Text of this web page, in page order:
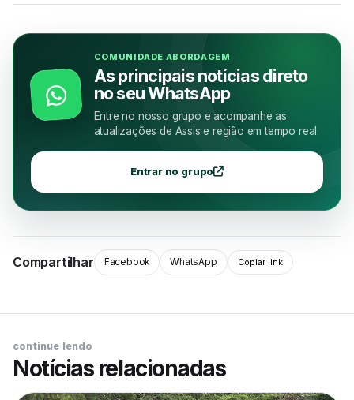
COMUNIDADE ABORDAGEM
As principais notícias direto
no seu WhatsApp
Entre no nosso grupo e acompanhe as
atualizações de Assis e região em tempo real.
Entrar no grupo
Compartilhar Facebook WhatsApp Copiar link
continue lendo
Notícias relacionadas